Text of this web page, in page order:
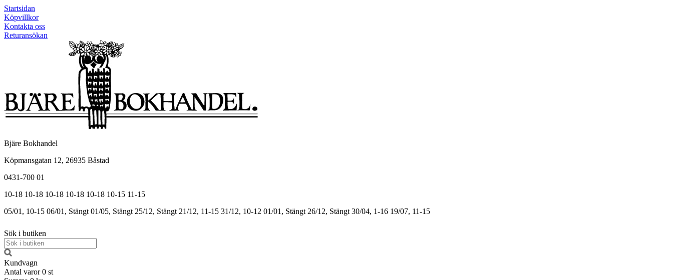
Startsidan
Köpvillkor
Kontakta oss
Returansökan
Bjäre Bokhandel
Köpmansgatan 12, 26935 Båstad
0431-700 01
10-18 10-18 10-18 10-18 10-18 10-15 11-15
05/01, 10-15 06/01, Stängt 01/05, Stängt 25/12, Stängt 21/12, 11-15 31/12, 10-12 01/01, Stängt 26/12, Stängt 30/04, 1-16 19/07, 11-15
Sök i butiken
Kundvagn
Antal varor 0 st